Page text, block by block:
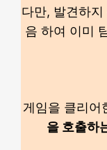
다만, 발견하
음 하여 이미
게임을 클리어
을 호출하